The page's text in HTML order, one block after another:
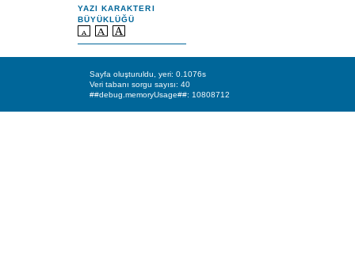
YAZI KARAKTERI
BÜYÜKLÜĞÜ
Sayfa oluşturuldu, yeri: 0.1076s
Veri tabanı sorgu sayısı: 40
##debug.memoryUsage##: 10808712